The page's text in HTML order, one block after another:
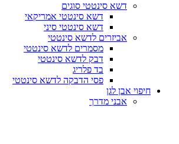
דשא סינטטי סוגים
דשא סינטטי אמריקאי
דשא סינטטי סיני
אביזרים לדשא סינטטי
מסמרים לדשא סינטטי
דבק לדשא סינטטי
בד פלריג
פסי הדבקה לדשא סינטטי
חיפוי אבן לגן
אבני מדרך